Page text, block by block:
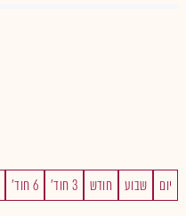
יום שבוע חודש 3 חוד' 6 חוד'